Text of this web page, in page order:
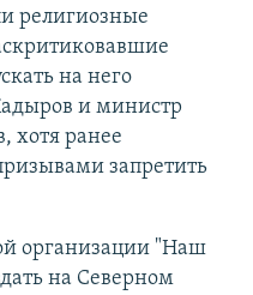
религиозные
на него
и министр
хотя ранее
запретить
организации "Наш
на Северном